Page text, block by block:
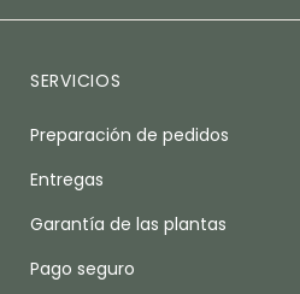
SERVICIOS
Preparación de pedidos
Entregas
Garantía de las plantas
Pago seguro